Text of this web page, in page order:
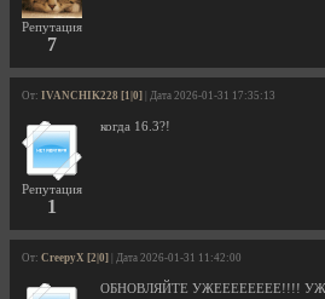
Репутация
7
От: IVANCHIK228 [1|0] | Дата 2026-01-31 17:35:13
Репутация
1
когда 16.3?!
От: CreepyX [2|0] | Дата 2026-01-31 11:42:00
ОБНОВЛЯЙТЕ УЖЕЕЕЕЕЕЕЕ!!!!